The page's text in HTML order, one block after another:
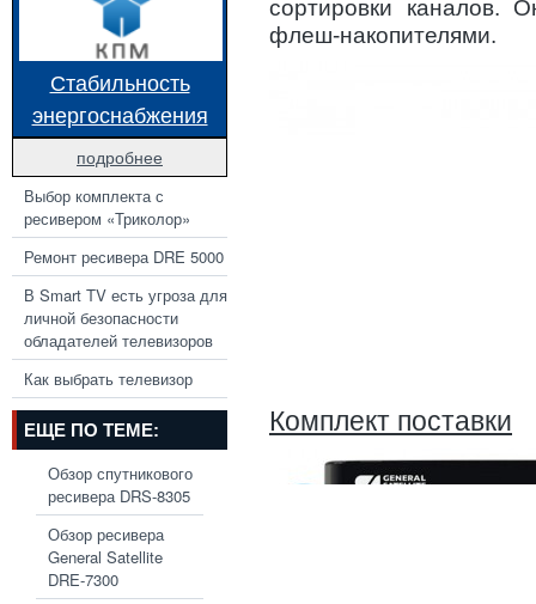
Стабильность
энергоснабжения
подробнее
Выбор комплекта с
ресивером «Триколор»
Ремонт ресивера DRE 5000
В Smart TV есть угроза для
личной безопасности
обладателей телевизоров
Как выбрать телевизор
ЕЩЕ ПО ТЕМЕ:
Обзор спутникового
ресивера DRS-8305
Обзор ресивера
General Satellite
DRE-7300
сортировки каналов.
флеш-накопителями.
Комплект поставки